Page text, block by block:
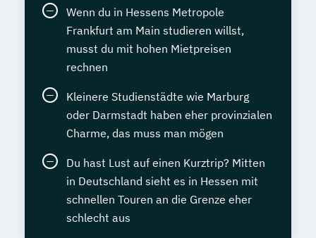
Wenn du in Hessens Metropole
Frankfurt am Main studieren willst,
musst du mit hohen Mietpreisen
rechnen
Kleinere Studienstädte wie Marburg
oder Darmstadt haben eher provinzialen
Charme, das muss man mögen
Du hast Lust auf einen Kurztrip? Mitten
in Deutschland sieht es in Hessen mit
schnellen Touren an die Grenze eher
schlecht aus